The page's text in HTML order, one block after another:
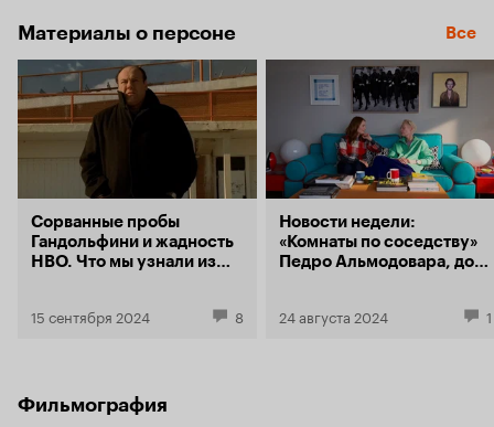
Материалы о персоне Все
Сорванные пробы
Гандольфини и жадность
HBO. Что мы узнали из
15 сентября 2024 8
Новости недели:
«Комнаты по соседству»
Педро Альмодовара, док
Ляпиной
24 августа 2024 1
Фильмография